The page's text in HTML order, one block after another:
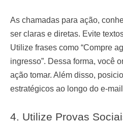
As chamadas para ação,
ser claras e diretas. Evite
Utilize frases como “Compre
ingresso”. Dessa forma, você
ação tomar. Além disso,
estratégicos ao longo do e-
4. Utilize Provas